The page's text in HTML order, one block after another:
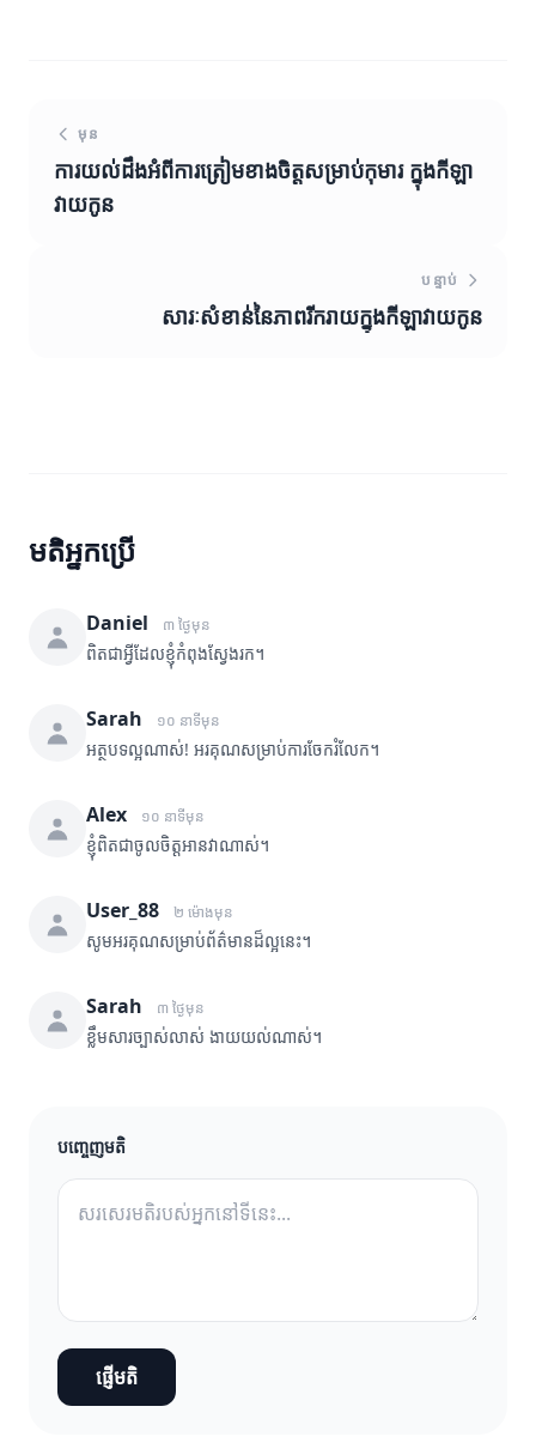
មុន
ការយល់ដឹងអំពីការត្រៀមខាងចិត្តសម្រាប់កុមារ ក្នុងកីឡា
វាយកូន
បន្ទាប់
សារៈសំខាន់នៃភាពរីករាយក្នុងកីឡាវាយកូន
មតិអ្នកប្រើ
Daniel ៣ ថ្ងៃមុន
ពិតជាអ្វីដែលខ្ញុំកំពុងស្វែងរក។
Sarah ១០ នាទីមុន
អត្ថបទល្អណាស់! អរគុណសម្រាប់ការចែករំលែក។
Alex ១០ នាទីមុន
ខ្ញុំពិតជាចូលចិត្តអានវាណាស់។
User_88 ២ ម៉ោងមុន
សូមអរគុណសម្រាប់ព័ត៌មានដ៏ល្អនេះ។
Sarah ៣ ថ្ងៃមុន
ខ្លឹមសារច្បាស់លាស់ ងាយយល់ណាស់។
បញ្ចេញមតិ
ផ្ញើមតិ